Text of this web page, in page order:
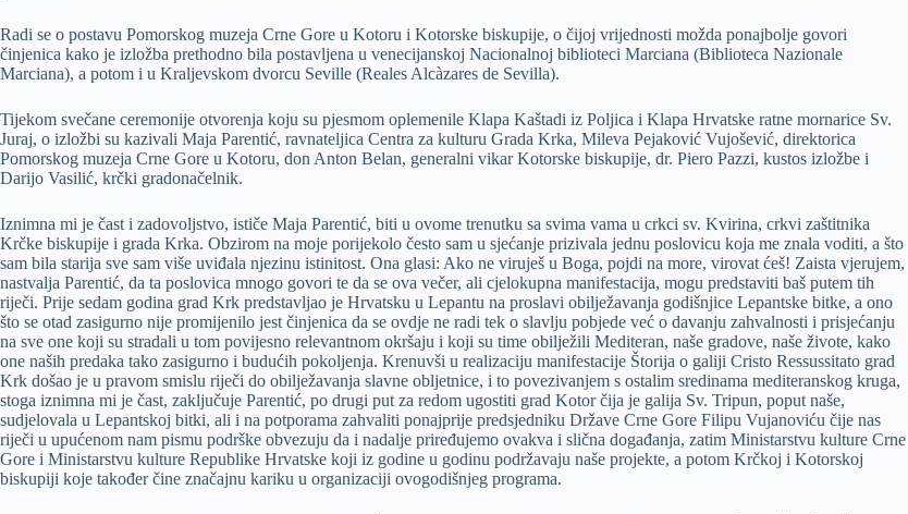
Radi se o postavu Pomorskog muzeja Crne Gore u Kotoru i Kotorske biskupije, o čijoj vrijednosti možda ponajbolje govori
činjenica kako je izložba prethodno bila postavljena u venecijanskoj Nacionalnoj biblioteci Marciana (Biblioteca Nazionale
Marciana), a potom i u Kraljevskom dvorcu Seville (Reales Alcàzares de Sevilla).
Tijekom svečane ceremonije otvorenja koju su pjesmom oplemenile Klapa Kaštadi iz Poljica i Klapa Hrvatske ratne mornarice Sv.
Juraj, o izložbi su kazivali Maja Parentić, ravnateljica Centra za kulturu Grada Krka, Mileva Pejaković Vujošević, direktorica
Pomorskog muzeja Crne Gore u Kotoru, don Anton Belan, generalni vikar Kotorske biskupije, dr. Piero Pazzi, kustos izložbe i
Darijo Vasilić, krčki gradonačelnik.
Iznimna mi je čast i zadovoljstvo, ističe Maja Parentić, biti u ovome trenutku sa svima vama u crkci sv. Kvirina, crkvi zaštitnika
Krčke biskupije i grada Krka. Obzirom na moje porijekolo često sam u sjećanje prizivala jednu poslovicu koja me znala voditi, a što
sam bila starija sve sam više uviđala njezinu istinitost. Ona glasi: Ako ne viruješ u Boga, pojdi na more, virovat ćeš! Zaista vjerujem,
nastvalja Parentić, da ta poslovica mnogo govori te da se ova večer, ali cjelokupna manifestacija, mogu predstaviti baš putem tih
riječi. Prije sedam godina grad Krk predstavljao je Hrvatsku u Lepantu na proslavi obilježavanja godišnjice Lepantske bitke, a ono
što se otad zasigurno nije promijenilo jest činjenica da se ovdje ne radi tek o slavlju pobjede već o davanju zahvalnosti i prisjećanju
na sve one koji su stradali u tom povijesno relevantnom okršaju i koji su time obilježili Mediteran, naše gradove, naše živote, kako
one naših predaka tako zasigurno i budućih pokoljenja. Krenuvši u realizaciju manifestacije Štorija o galiji Cristo Ressussitato grad
Krk došao je u pravom smislu riječi do obilježavanja slavne obljetnice, i to povezivanjem s ostalim sredinama mediteranskog kruga,
stoga iznimna mi je čast, zaključuje Parentić, po drugi put za redom ugostiti grad Kotor čija je galija Sv. Tripun, poput naše,
sudjelovala u Lepantskoj bitki, ali i na potporama zahvaliti ponajprije predsjedniku Države Crne Gore Filipu Vujanoviću čije nas
riječi u upućenom nam pismu podrške obvezuju da i nadalje priređujemo ovakva i slična događanja, zatim Ministarstvu kulture Crne
Gore i Ministarstvu kulture Republike Hrvatske koji iz godine u godinu podržavaju naše projekte, a potom Krčkoj i Kotorskoj
biskupiji koje također čine značajnu kariku u organizaciji ovogodišnjeg programa.